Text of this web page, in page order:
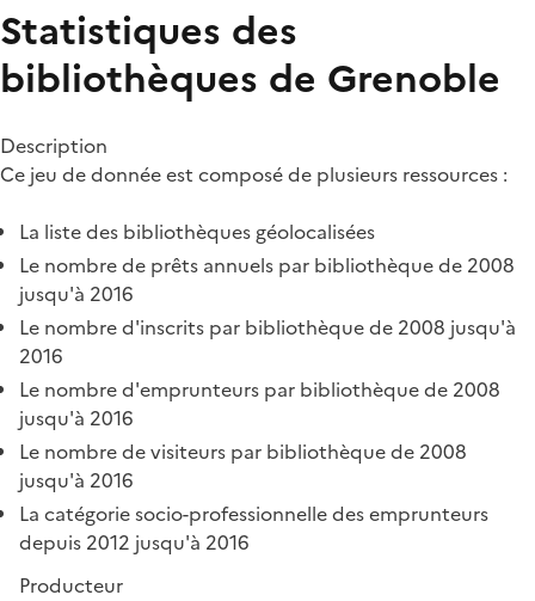
Statistiques des
bibliothèques de Grenoble
Description
Ce jeu de donnée est composé de plusieurs ressources :
La liste des bibliothèques géolocalisées
Le nombre de prêts annuels par bibliothèque de 2008
jusqu'à 2016
Le nombre d'inscrits par bibliothèque de 2008 jusqu'à
2016
Le nombre d'emprunteurs par bibliothèque de 2008
jusqu'à 2016
Le nombre de visiteurs par bibliothèque de 2008
jusqu'à 2016
La catégorie socio-professionnelle des emprunteurs
depuis 2012 jusqu'à 2016
Producteur